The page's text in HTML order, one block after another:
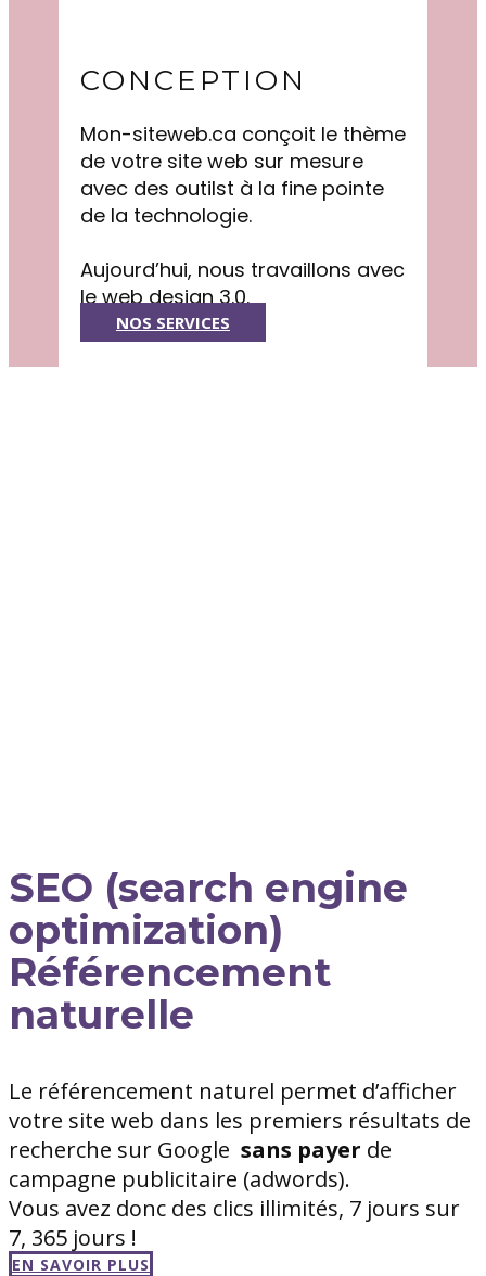
CONCEPTION
Mon-siteweb.ca conçoit le thème
de votre site web sur mesure
avec des outilst à la fine pointe
de la technologie.
Aujourd’hui, nous travaillons avec
le web design 3.0.
NOS SERVICES
SEO (search engine
optimization)
Référencement
naturelle
Le référencement naturel permet d’afficher
votre site web dans les premiers résultats de
recherche sur Google sans payer de
campagne publicitaire (adwords).
Vous avez donc des clics illimités, 7 jours sur
7, 365 jours !
EN SAVOIR PLUS